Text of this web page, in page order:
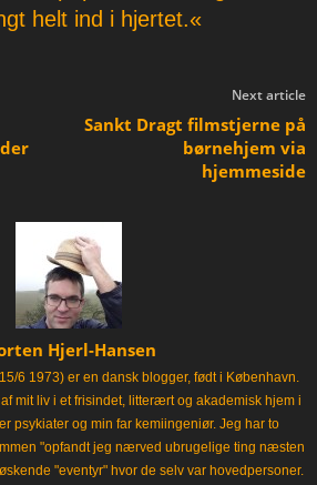
helt ind i hjertet.«
Next article
Sankt Dragt filmstjerne på
børnehjem via
hjemmeside
Hjerl-Hansen
6 1973) er en dansk blogger, født i København.
mit liv i et frisindet, litterært og akademisk hjem i
psykiater og min far kemiingeniør. Jeg har to
"opfandt jeg nærved ubrugelige ting næsten
"eventyr" hvor de selv var hovedpersoner.